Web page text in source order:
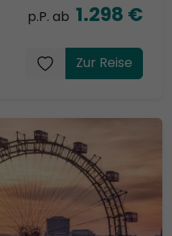
p.P. ab 1.298 €
Zur Reise